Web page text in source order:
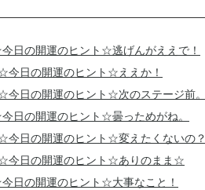
日の開運のヒント☆逃げんがええで！
今日の開運のヒント☆ええか！
今日の開運のヒント☆次のステージ前。
日の開運のヒント☆曇っためがね。
今日の開運のヒント☆変えたくないの？
今日の開運のヒント☆ありのまま☆
日の開運のヒント☆大事なこと！